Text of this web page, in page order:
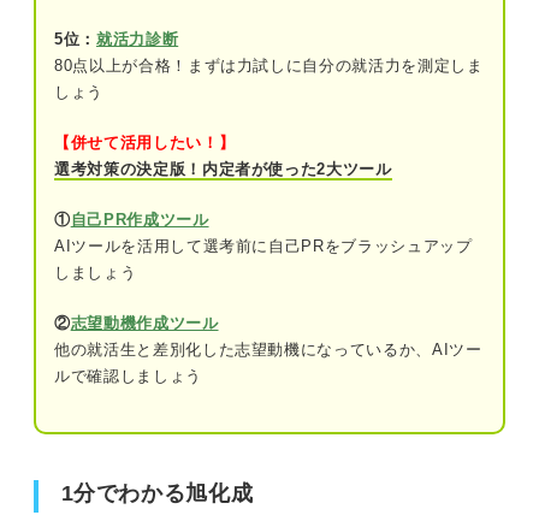
5位： 就活力診断
80点以上が合格！まずは力試しに自分の就活力を測定しま
しょう
【併せて活用したい！】
選考対策の決定版！内定者が使った2大ツール
①自己PR作成ツール
AIツールを活用して選考前に自己PRをブラッシュアップ
しましょう
②志望動機作成ツール
他の就活生と差別化した志望動機になっているか、AIツー
ルで確認しましょう
1分でわかる旭化成